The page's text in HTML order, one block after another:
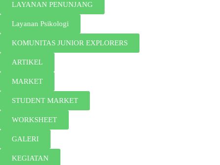
LAYANAN PENUNJANG
Layanan Psikologi
KOMUNITAS JUNIOR EXPLORERS
ARTIKEL
MARKET
STUDENT MARKET
WORKSHEET
GALERI
KEGIATAN